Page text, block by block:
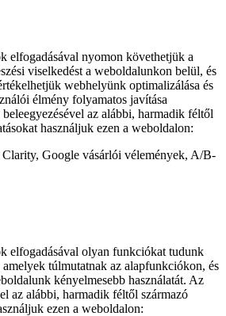
elfogadásával nyomon követhetjük a
viselkedést a weboldalunkon belül, és
webhelyünk optimalizálása és
élmény folyamatos javítása
az alábbi, harmadik féltől
használjuk ezen a weboldalon:
Google vásárlói vélemények, A/B-
elfogadásával olyan funkciókat tudunk
túlmutatnak az alapfunkciókon, és
kényelmesebb használatát. Az
az alábbi, harmadik féltől származó
ezen a weboldalon: